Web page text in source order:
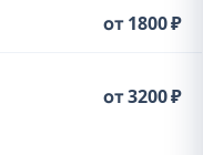
от 1800 ₽
от 3200 ₽